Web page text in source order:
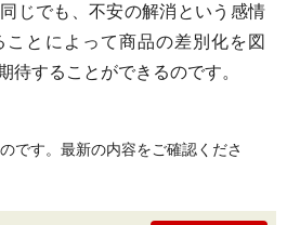
じでも、不安の解消という感情
ことによって商品の差別化を図
待することができるのです。
です。最新の内容をご確認くださ